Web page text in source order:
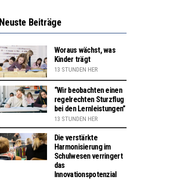
Neuste Beiträge
Woraus wächst, was
Kinder trägt
13 STUNDEN HER
“Wir beobachten einen
regelrechten Sturzflug
bei den Lernleistungen”
13 STUNDEN HER
Die verstärkte
Harmonisierung im
Schulwesen verringert
das
Innovationspotenzial